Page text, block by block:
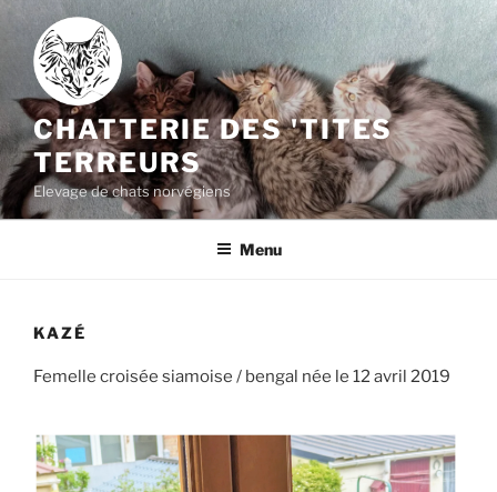
Aller
contenu
principal
CHATTERIE DES 'TITES
TERREURS
Elevage de chats norvégiens
Menu
KAZÉ
Femelle croisée siamoise / bengal née le 12 avril 2019